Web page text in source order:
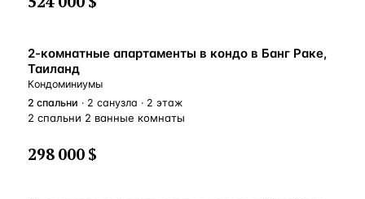
2-комнатные апартаменты в кондо в Банг Раке,
Таиланд
Кондоминиумы
2 спальни · 2 санузла · 2 этаж
2 спальни 2 ванные комнаты
298 000 $